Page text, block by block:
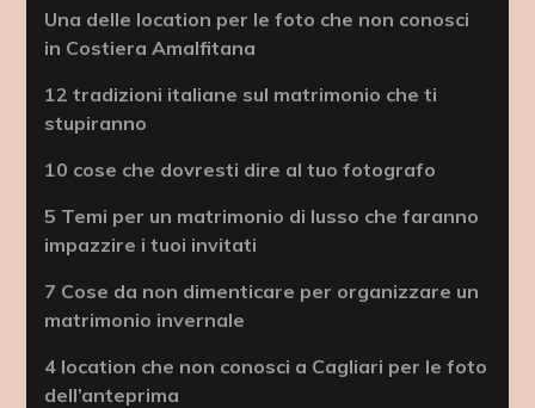
Una delle location per le foto che non conosci
in Costiera Amalfitana
12 tradizioni italiane sul matrimonio che ti
stupiranno
10 cose che dovresti dire al tuo fotografo
5 Temi per un matrimonio di lusso che faranno
impazzire i tuoi invitati
7 Cose da non dimenticare per organizzare un
matrimonio invernale
4 location che non conosci a Cagliari per le foto
dell’anteprima